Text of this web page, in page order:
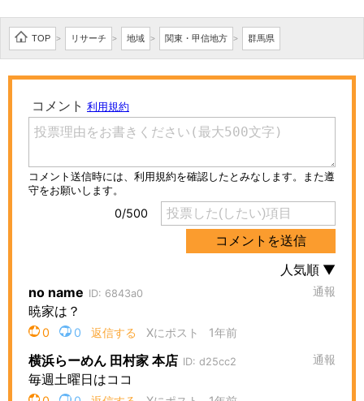
TOP > リサーチ > 地域 > 関東・甲信地方 > 群馬県